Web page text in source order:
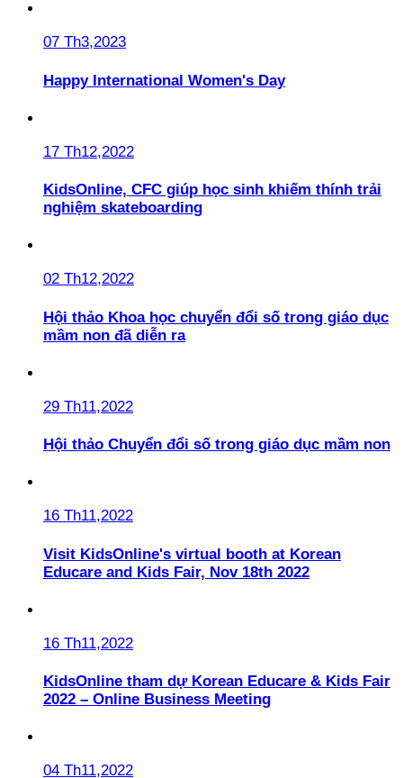
07 Th3,2023
Happy International Women's Day
17 Th12,2022
KidsOnline, CFC giúp học sinh khiếm thính trải
nghiệm skateboarding
02 Th12,2022
Hội thảo Khoa học chuyển đổi số trong giáo dục
mầm non đã diễn ra
29 Th11,2022
Hội thảo Chuyển đổi số trong giáo dục mầm non
16 Th11,2022
Visit KidsOnline's virtual booth at Korean
Educare and Kids Fair, Nov 18th 2022
16 Th11,2022
KidsOnline tham dự Korean Educare & Kids Fair
2022 – Online Business Meeting
04 Th11,2022